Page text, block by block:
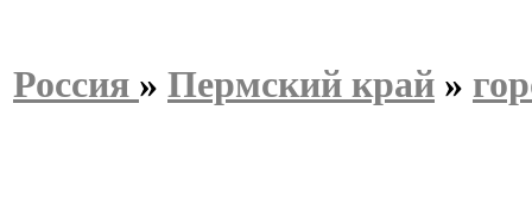
Россия » Пермский край »